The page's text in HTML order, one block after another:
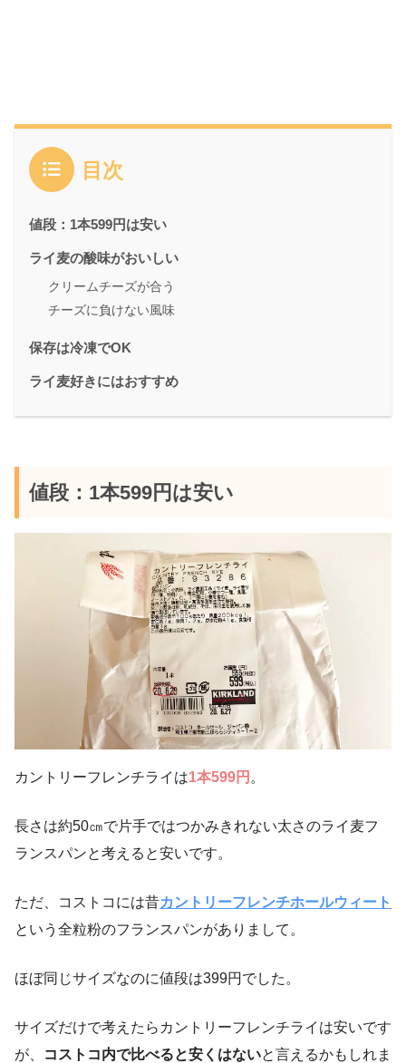
目次
値段：1本599円は安い
ライ麦の酸味がおいしい
クリームチーズが合う
チーズに負けない風味
保存は冷凍でOK
ライ麦好きにはおすすめ
値段：1本599円は安い
カントリーフレンチライは1本599円 。
長さは約50㎝で片手ではつかみきれない太さのライ麦フ
ランスパンと考えると安いです。
ただ、コストコには昔カントリーフレンチホールウィート
という全粒粉のフランスパンがありまして。
ほぼ同じサイズなのに値段は399円でした。
サイズだけで考えたらカントリーフレンチライは安いです
が、
コストコ内で比べると安くはないと言えるかもしれま